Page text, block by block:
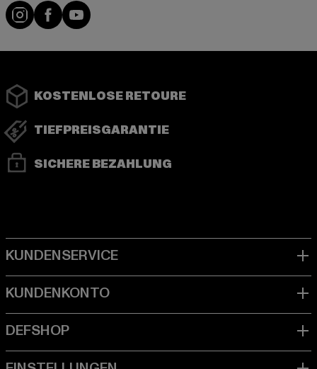
Instagram
FacebookYouTube
KOSTENLOSE RETOURE
TIEFPREISGARANTIE
SICHERE BEZAHLUNG